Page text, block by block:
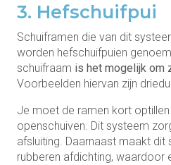
3. Hefschuifpui
Schuiframen die van dit
worden hefschuifpuien
schuifraam is het mogelijk om
Voorbeelden hiervan zijn
Je moet de ramen kort
openschuiven. Dit systeem
afsluiting. Daarnaast maakt dit
rubberen afdichting, waardoor